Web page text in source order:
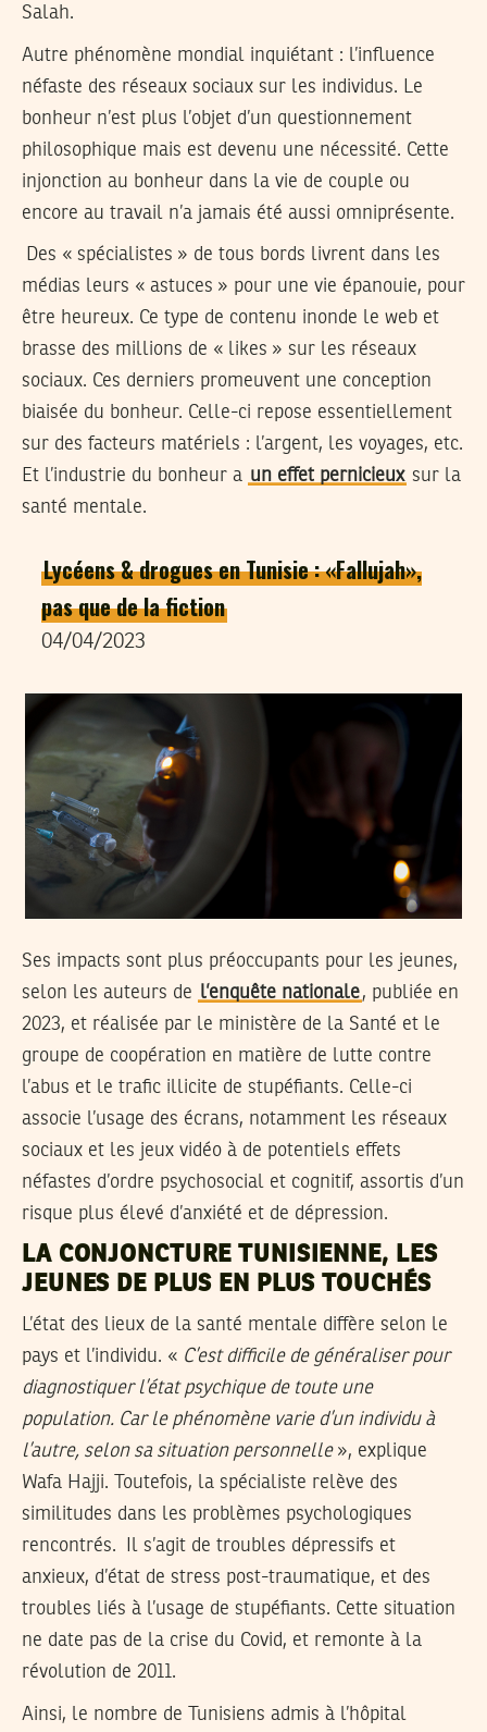
Salah.
Autre phénomène mondial inquiétant : l’influence
néfaste des réseaux sociaux sur les individus. Le
bonheur n’est plus l’objet d’un questionnement
philosophique mais est devenu une nécessité. Cette
injonction au bonheur dans la vie de couple ou
encore au travail n’a jamais été aussi omniprésente.
Des « spécialistes » de tous bords livrent dans les
médias leurs « astuces » pour une vie épanouie, pour
être heureux. Ce type de contenu inonde le web et
brasse des millions de « likes » sur les réseaux
sociaux. Ces derniers promeuvent une conception
biaisée du bonheur. Celle-ci repose essentiellement
sur des facteurs matériels : l’argent, les voyages, etc.
Et l’industrie du bonheur a un effet pernicieux sur la
santé mentale.
Lycéens & drogues en Tunisie : «Fallujah»,
pas que de la fiction
04/04/2023
Ses impacts sont plus préoccupants pour les jeunes,
selon les auteurs de l’enquête nationale, publiée en
2023, et réalisée par le ministère de la Santé et le
groupe de coopération en matière de lutte contre
l’abus et le trafic illicite de stupéfiants. Celle-ci
associe l’usage des écrans, notamment les réseaux
sociaux et les jeux vidéo à de potentiels effets
néfastes d’ordre psychosocial et cognitif, assortis d’un
risque plus élevé d’anxiété et de dépression.
LA CONJONCTURE TUNISIENNE, LES
JEUNES DE PLUS EN PLUS TOUCHÉS
L’état des lieux de la santé mentale diffère selon le
pays et l’individu. « C’est difficile de généraliser pour
diagnostiquer l’état psychique de toute une
population. Car le phénomène varie d’un individu à
l’autre, selon sa situation personnelle», explique
Wafa Hajji. Toutefois, la spécialiste relève des
similitudes dans les problèmes psychologiques
rencontrés. Il s’agit de troubles dépressifs et
anxieux, d’état de stress post-traumatique, et des
troubles liés à l’usage de stupéfiants. Cette situation
ne date pas de la crise du Covid, et remonte à la
révolution de 2011.
Ainsi, le nombre de Tunisiens admis à l’hôpital